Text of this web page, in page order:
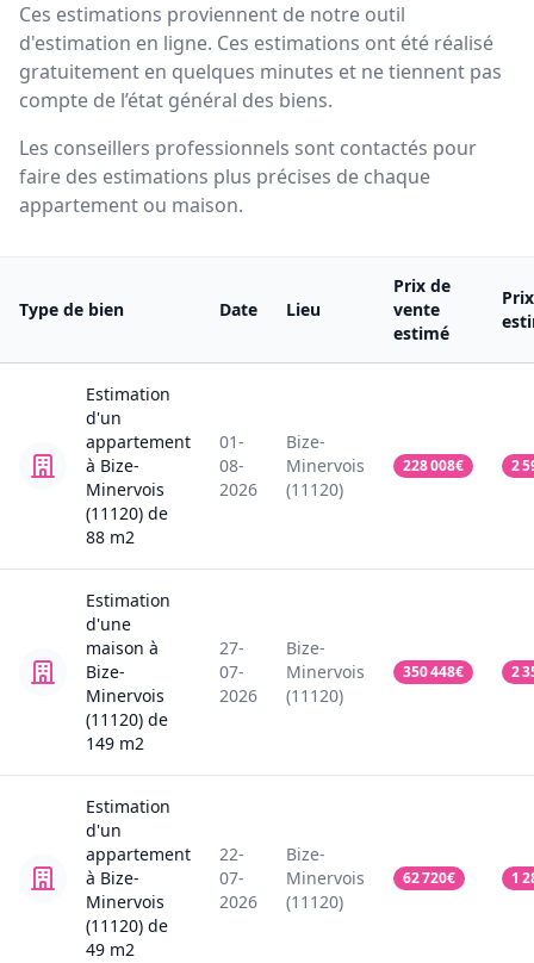
Ces estimations proviennent de notre outil
d'estimation en ligne. Ces estimations ont été réalisé
gratuitement en quelques minutes et ne tiennent pas
compte de l’état général des biens.
Les conseillers professionnels sont contactés pour
faire des estimations plus précises de chaque
appartement ou maison.
Type de bien Date Lieu
Prix de
vente
estimé
Estimation
d'un
appartement
à Bize-
Minervois
(11120) de
88 m2
01-
08-
2026
Bize-
Minervois
(11120)
228 008€ 2
Estimation
d'une
maison à
Bize-
Minervois
(11120) de
149 m2
27-
07-
2026
Bize-
Minervois
(11120)
350 448€ 2
Estimation
d'un
appartement
à Bize-
Minervois
(11120) de
49 m2
22-
07-
2026
Bize-
Minervois
(11120)
62 720€ 1